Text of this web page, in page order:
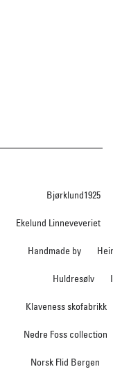
Bjørklund1925
Ekelund Linneveveriet
Handmade by
Huldresølv
Klaveness skofabrikk
Nedre Foss collection
Norsk Flid Bergen